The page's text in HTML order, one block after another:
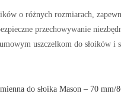
o różnych rozmiarach,
przechowywanie
uszczelkom do słoików i